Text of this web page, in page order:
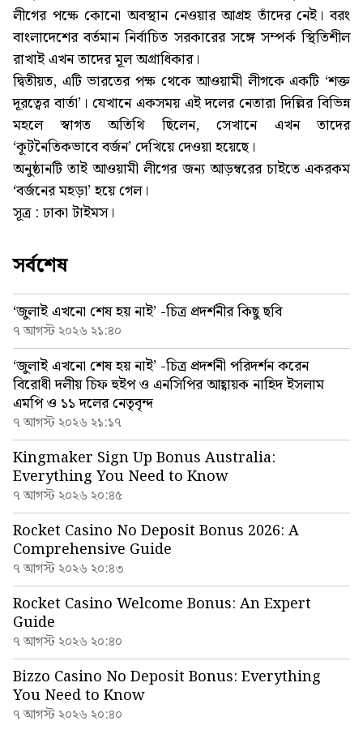
লীগের পক্ষে কোনো অবস্থান নেওয়ার আগ্রহ তাঁদের নেই। বরং
বাংলাদেশের বর্তমান নির্বাচিত সরকারের সঙ্গে সম্পর্ক স্থিতিশীল
রাখাই এখন তাদের মূল অগ্রাধিকার।
দ্বিতীয়ত, এটি ভারতের পক্ষ থেকে আওয়ামী লীগকে একটি ‘শক্ত
দূরত্বের বার্তা’। যেখানে একসময় এই দলের নেতারা দিল্লির বিভিন্ন
মহলে স্বাগত অতিথি ছিলেন, সেখানে এখন তাদের
‘কূটনৈতিকভাবে বর্জন’ দেখিয়ে দেওয়া হয়েছে।
অনুষ্ঠানটি তাই আওয়ামী লীগের জন্য আড়ম্বরের চাইতে একরকম
‘বর্জনের মহড়া’ হয়ে গেল।
সূত্র : ঢাকা টাইমস।
সর্বশেষ
‘জুলাই এখনো শেষ হয় নাই’ -চিত্র প্রদর্শনীর কিছু ছবি
৭ আগস্ট ২০২৬ ২১:৪০
‘জুলাই এখনো শেষ হয় নাই’ -চিত্র প্রদর্শনী পরিদর্শন করেন
বিরোধী দলীয় চিফ হুইপ ও এনসিপির আহ্বায়ক নাহিদ ইসলাম
এমপি ও ১১ দলের নেতৃবৃন্দ
৭ আগস্ট ২০২৬ ২১:১৭
Kingmaker Sign Up Bonus Australia:
Everything You Need to Know
৭ আগস্ট ২০২৬ ২০:৪৫
Rocket Casino No Deposit Bonus 2026: A
Comprehensive Guide
৭ আগস্ট ২০২৬ ২০:৪৩
Rocket Casino Welcome Bonus: An Expert
Guide
৭ আগস্ট ২০২৬ ২০:৪০
Bizzo Casino No Deposit Bonus: Everything
You Need to Know
৭ আগস্ট ২০২৬ ২০:৪০